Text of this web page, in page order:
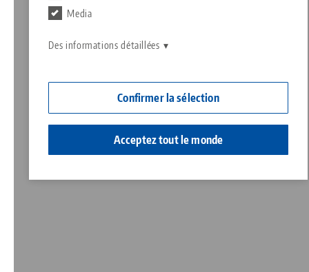
Media
Des informations détaillées
Confirmer la sélection
Acceptez tout le monde